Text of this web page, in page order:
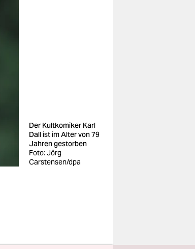
Der Kultkomiker Karl
Dall ist im Alter von 79
Jahren gestorben
Foto: Jörg
Carstensen/dpa